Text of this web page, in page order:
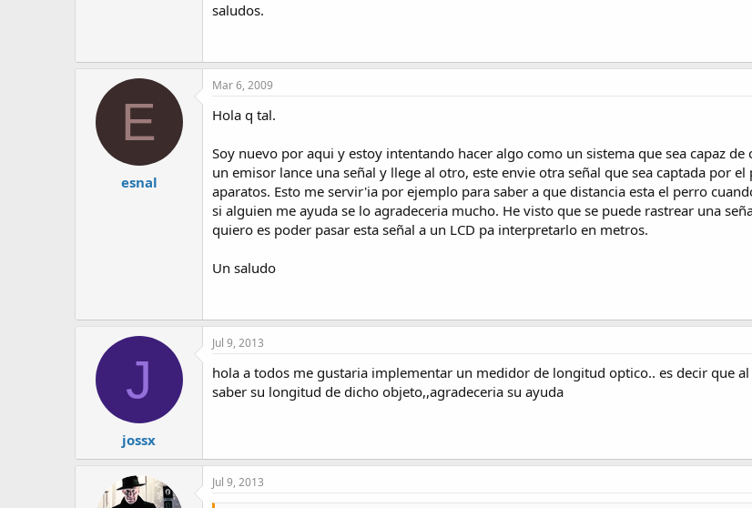
saludos.
E
esnal
Mar 6, 2009
Hola q tal.
Soy nuevo por aqui y estoy intentando hacer algo como un sistema que sea capaz
un emisor lance una señal y llege al otro, este envie otra señal que sea captada por
aparatos. Esto me servir'ia por ejemplo para saber a que distancia esta el perro
si alguien me ayuda se lo agradeceria mucho. He visto que se puede rastrear una
quiero es poder pasar esta señal a un LCD pa interpretarlo en metros.
Un saludo
J
jossx
Jul 9, 2013
hola a todos me gustaria implementar un medidor de longitud optico.. es decir que
saber su longitud de dicho objeto,,agradeceria su ayuda
Jul 9, 2013